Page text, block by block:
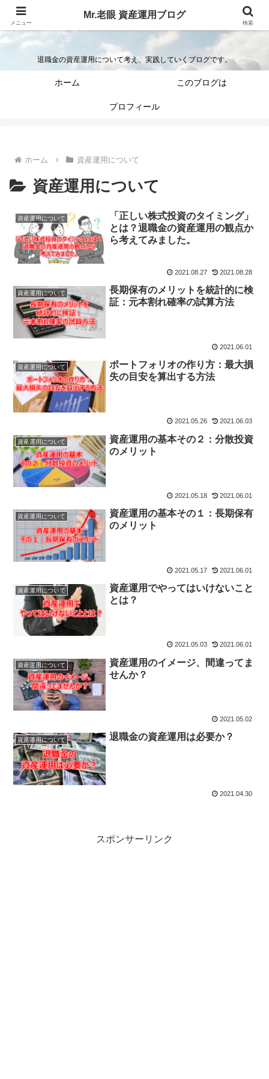
Mr.老眼の退職金を資産運用するブログ
退職金の資産運用について考え、実践していくブログです。
ホーム このブログは
プロフィール
ホーム 資産運用について
資産運用について
資産運用について
「正しい株式投資のタイミング」
とは？退職金の資産運用の観点か
ら考えてみました。
2021.08.27 2021.08.28
資産運用について
長期保有のメリットを統計的に検
証：元本割れ確率の試算方法
2021.06.01
資産運用について
ポートフォリオの作り方：最大損
失の目安を算出する方法
2021.05.26 2021.06.03
資産運用について
資産運用の基本その２：分散投資
のメリット
2021.05.18 2021.06.01
資産運用について
資産運用の基本その１：長期保有
のメリット
2021.05.17 2021.06.01
資産運用について
資産運用でやってはいけないこと
とは？
2021.05.03 2021.06.01
資産運用について
資産運用のイメージ、間違ってま
せんか？
2021.05.02
資産運用について 退職金の資産運用は必要か？
2021.04.30
スポンサーリンク
メニュー
Mr.老眼 資産運用ブログ
検索